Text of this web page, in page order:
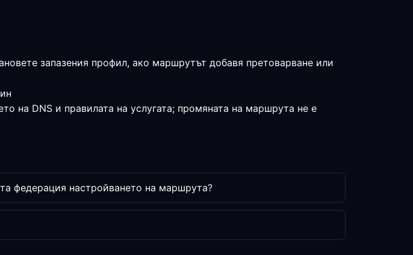
запазения профил, ако маршрутът добавя претоварване или
на DNS и правилата на услугата; промяната на маршрута не е
федерация настройването на маршрута?